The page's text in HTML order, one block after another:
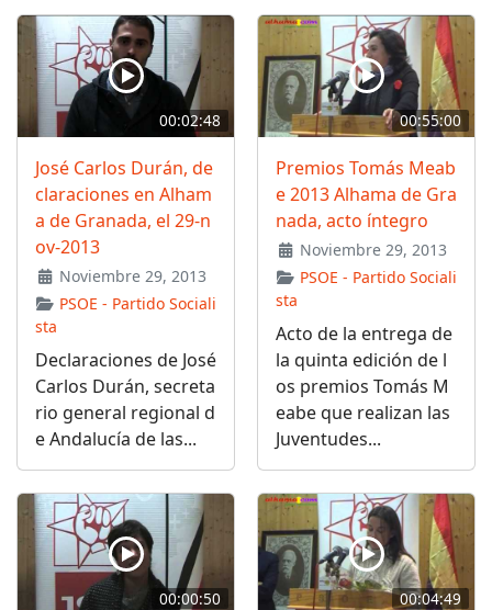
00:02:48
José Carlos Durán, de
claraciones en Alham
a de Granada, el 29-n
ov-2013
Noviembre 29, 2013
PSOE - Partido Sociali
sta
Declaraciones de José
Carlos Durán, secreta
rio general regional d
e Andalucía de las...
00:55:00
Premios Tomás Meab
e 2013 Alhama de Gra
nada, acto íntegro
Noviembre 29, 2013
PSOE - Partido Sociali
sta
Acto de la entrega de
la quinta edición de l
os premios Tomás M
eabe que realizan las
Juventudes...
00:00:50 00:04:49